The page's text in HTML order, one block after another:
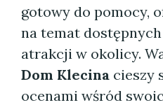
gotowy do pomocy,
na temat
atrakcji w okolicy.
Dom Klecina cieszy
ocenami wśród